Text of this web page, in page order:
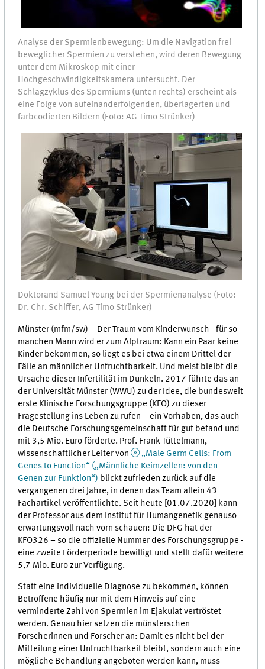
Analyse der Spermienbewegung: Um die Navigation frei
beweglicher Spermien zu verstehen, wird deren Bewegung
unter dem Mikroskop mit einer
Hochgeschwindigkeitskamera untersucht. Der
Schlagzyklus des Spermiums (unten rechts) erscheint als
eine Folge von aufeinanderfolgenden, überlagerten und
farbcodierten Bildern (Foto: AG Timo Strünker)
Doktorand Samuel Young bei der Spermienanalyse (Foto:
Dr. Chr. Schiffer, AG Timo Strünker)
Münster (mfm/sw) – Der Traum vom Kinderwunsch - für so
manchen Mann wird er zum Alptraum: Kann ein Paar keine
Kinder bekommen, so liegt es bei etwa einem Drittel der
Fälle an männlicher Unfruchtbarkeit. Und meist bleibt die
Ursache dieser Infertilität im Dunkeln. 2017 führte das an
der Universität Münster (WWU) zu der Idee, die bundesweit
erste Klinische Forschungsgruppe (KFO) zu dieser
Fragestellung ins Leben zu rufen – ein Vorhaben, das auch
die Deutsche Forschungsgemeinschaft für gut befand und
mit 3,5 Mio. Euro förderte. Prof. Frank Tüttelmann,
wissenschaftlicher Leiter von
„Male Germ Cells: From
Genes to Function“ („Männliche Keimzellen: von den
Genen zur Funktion“) blickt zufrieden zurück auf die
vergangenen drei Jahre, in denen das Team allein 43
Fachartikel veröffentlichte. Seit heute [01.07.2020] kann
der Professor aus dem Institut für Humangenetik genauso
erwartungsvoll nach vorn schauen: Die DFG hat der
KFO326 – so die offizielle Nummer des Forschungsgruppe -
eine zweite Förderperiode bewilligt und stellt dafür weitere
5,7 Mio. Euro zur Verfügung.
Statt eine individuelle Diagnose zu bekommen, können
Betroffene häufig nur mit dem Hinweis auf eine
verminderte Zahl von Spermien im Ejakulat vertröstet
werden. Genau hier setzen die münsterschen
Forscherinnen und Forscher an: Damit es nicht bei der
Mitteilung einer Unfruchtbarkeit bleibt, sondern auch eine
mögliche Behandlung angeboten werden kann, muss